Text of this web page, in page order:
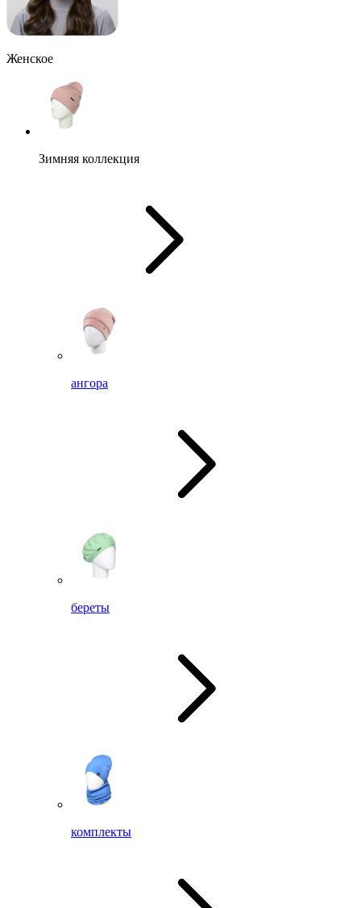
Женское
Зимняя коллекция
ангора
береты
комплекты